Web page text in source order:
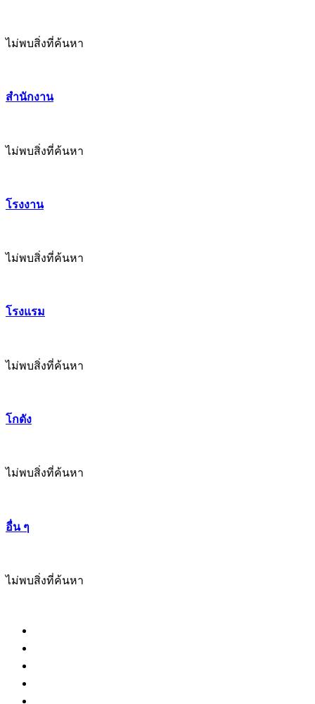
ไม่พบสิ่งที่ค้นหา
สำนักงาน
ไม่พบสิ่งที่ค้นหา
โรงงาน
ไม่พบสิ่งที่ค้นหา
โรงแรม
ไม่พบสิ่งที่ค้นหา
โกดัง
ไม่พบสิ่งที่ค้นหา
อื่น ๆ
ไม่พบสิ่งที่ค้นหา